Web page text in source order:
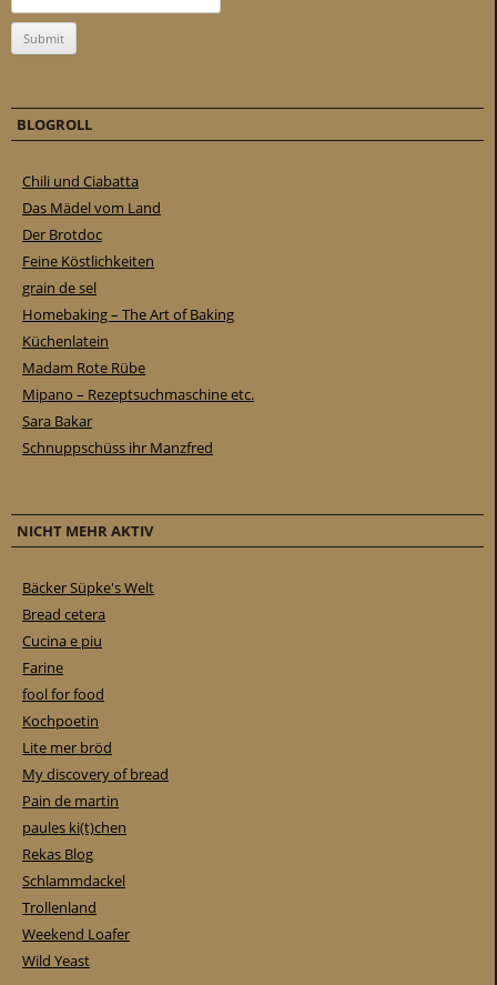
BLOGROLL
Chili und Ciabatta
Das Mädel vom Land
Der Brotdoc
Feine Köstlichkeiten
grain de sel
Homebaking – The Art of Baking
Küchenlatein
Madam Rote Rübe
Mipano – Rezeptsuchmaschine etc.
Sara Bakar
Schnuppschüss ihr Manzfred
NICHT MEHR AKTIV
Bäcker Süpke's Welt
Bread cetera
Cucina e piu
Farine
fool for food
Kochpoetin
Lite mer bröd
My discovery of bread
Pain de martin
paules ki(t)chen
Rekas Blog
Schlammdackel
Trollenland
Weekend Loafer
Wild Yeast